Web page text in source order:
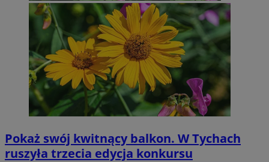
Pokaż swój kwitnący balkon. W Tychach
ruszyła trzecia edycja konkursu